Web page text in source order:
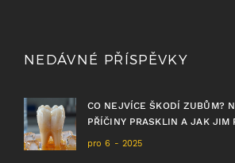
NEDÁVNÉ PŘÍSPĚVKY
CO NEJVÍCE ŠKODÍ ZUBŮM?
PŘÍČINY PRASKLIN A JAK JIM
pro 6 - 2025